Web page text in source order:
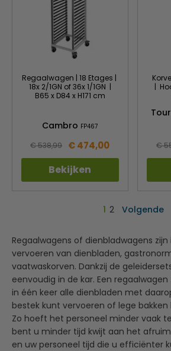
Regaalwagen | 18 Etages |
18x 2/1GN of 36x 1/1GN |
B65 x D84 x H171 cm
Cambro FP467
€ 538,99 € 474,00
Bekijken
|
€
1 2 Volgende
Regaalwagens of dienbladwagens
vervoeren van dienbladen,
vaatwaskorven. Dankzij de
eenvoudig in de kar. Een
in één keer alle dienbladen met
bestek kunt vervoeren of lege
Zo hoeft het personeel minder vaak
bent u minder tijd kwijt aan het
en uw personeel tijd die u efficiënter